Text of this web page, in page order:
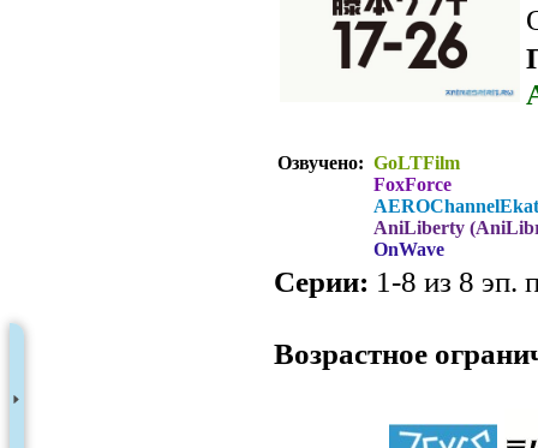
Озвучено: GoLTFilm
FoxForce
AniLiberty
OnWave
Серии: 1-8 из 8 эп.
Возрастное